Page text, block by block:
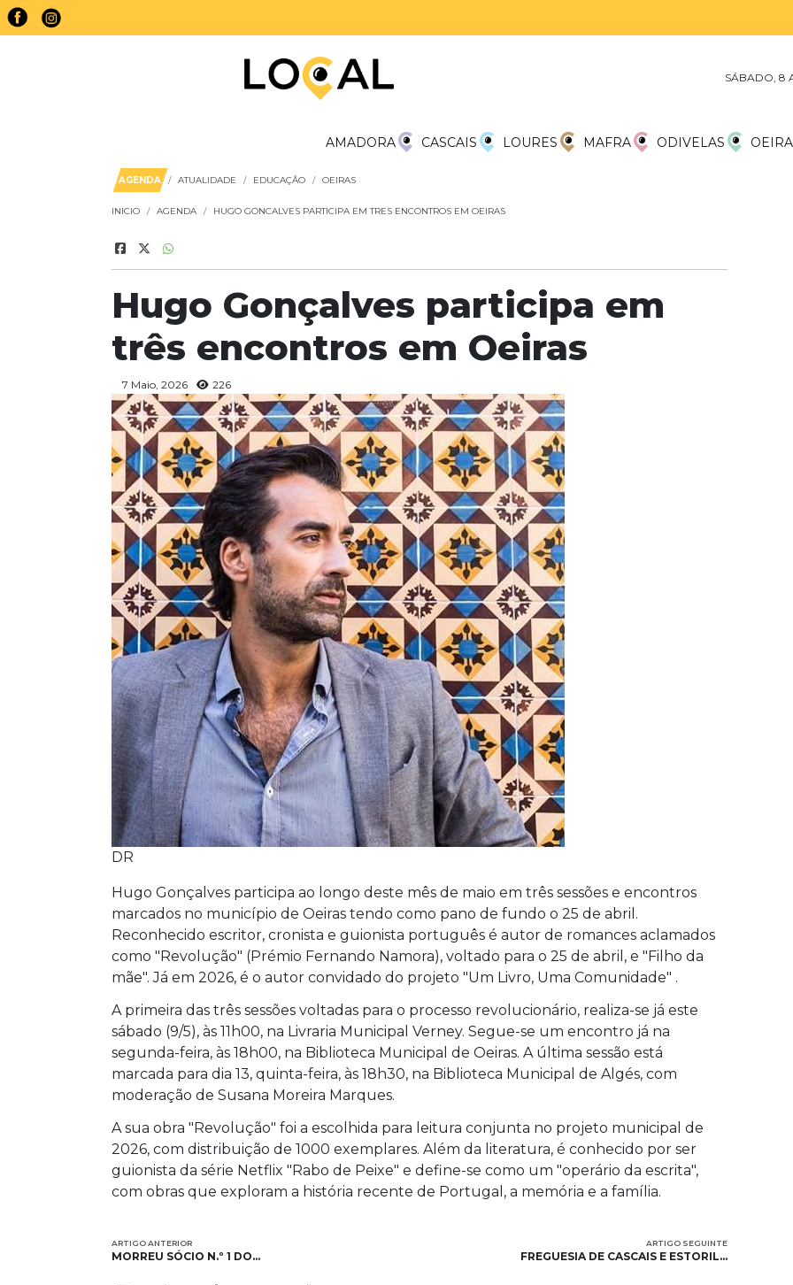
SÁBADO, 8
AMADORA CASCAIS LOURES MAFRA ODIVELAS
AGENDA ATUALIDADE EDUCAÇÃO OEIRAS
INICIO AGENDA HUGO GONCALVES PARTICIPA EM TRES ENCONTROS EM OEIRAS
Hugo Gonçalves participa em
três encontros em Oeiras
7 Maio, 2026 226
DR
Hugo Gonçalves participa ao longo deste mês de maio em três sessões e encontros
marcados no município de Oeiras tendo como pano de fundo o 25 de abril.
Reconhecido escritor, cronista e guionista português é autor de romances aclamados
como "Revolução" (Prémio Fernando Namora), voltado para o 25 de abril, e "Filho da
mãe". Já em 2026, é o autor convidado do projeto "Um Livro, Uma Comunidade" .
A primeira das três sessões voltadas para o processo revolucionário, realiza-se já este
sábado (9/5), às 11h00, na Livraria Municipal Verney. Segue-se um encontro já na
segunda-feira, às 18h00, na Biblioteca Municipal de Oeiras. A última sessão está
marcada para dia 13, quinta-feira, às 18h30, na Biblioteca Municipal de Algés, com
moderação de Susana Moreira Marques.
A sua obra "Revolução" foi a escolhida para leitura conjunta no projeto municipal de
2026, com distribuição de 1000 exemplares. Além da literatura, é conhecido por ser
guionista da série Netflix "Rabo de Peixe" e define-se como um "operário da escrita",
com obras que exploram a história recente de Portugal, a memória e a família.
ARTIGO ANTERIOR
MORREU SÓCIO N.º 1 DO…
ARTIGO SEGUINTE
FREGUESIA DE CASCAIS E ESTORIL…